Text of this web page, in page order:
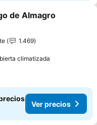
a favoritos
de Almagro
1.469
climatizada
Ver precios